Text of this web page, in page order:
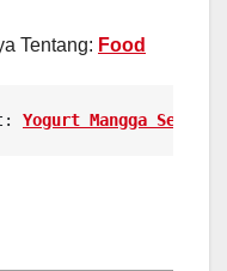
Tentang: Food
Yogurt Mangga